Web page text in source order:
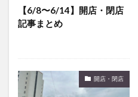
【6/8〜6/14】開店・閉店
記事まとめ
開店・閉店